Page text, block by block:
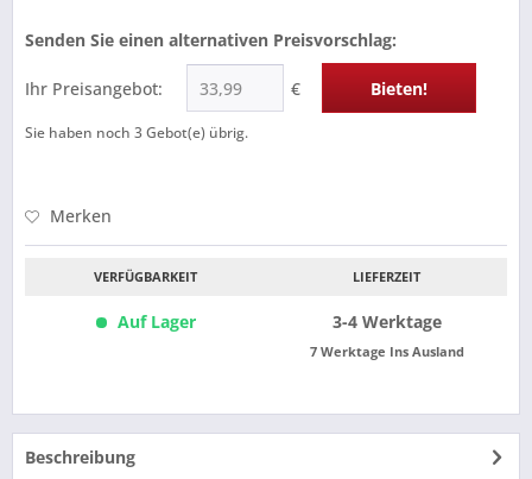
Senden Sie einen alternativen Preisvorschlag:
Ihr Preisangebot: € Bieten!
Sie haben noch 3Gebot(e) übrig.
Merken
VERFÜGBARKEIT
Auf Lager
LIEFERZEIT
3-4 Werktage
7 Werktage Ins Ausland
Beschreibung